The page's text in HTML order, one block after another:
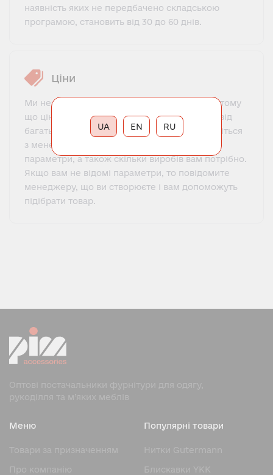
наявність яких не передбачено складською
програмою, становить від 30 до 60 днів.
Ціни
Ми не пропонуємо фіксований прайс-лист, тому
що ціна на пластикову фурнітуру залежить від
багатьох чинників. Щоб дізнатися ціну, зв'яжіться
з менеджером та повідомте всі необхідні
параметри, а також скільки виробів вам потрібно.
Якщо вам не відомі параметри, то повідомите
менеджеру, що ви створюєте і вам допоможуть
підібрати товар.
Оптові постачальники фурнітури для одягу,
рукоділля та м’яких меблів
Меню
Товари за призначенням
Про компанію
Популярні товари
Нитки Gutermann
Блискавки YKK
RU
UA EN